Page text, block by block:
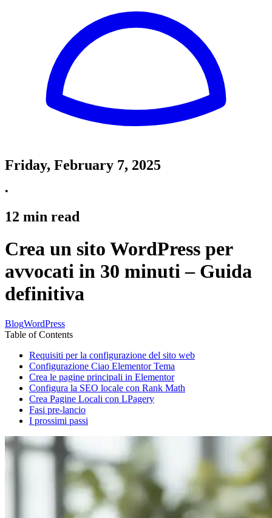
Friday, February 7, 2025
•
12 min read
Crea un sito WordPress per
avvocati in 30 minuti – Guida
definitiva
BlogWordPress
Table of Contents
Requisiti per la configurazione del sito web
Configurazione Ciao Elementor Tema
Crea le pagine principali in Elementor
Configura la SEO locale con Rank Math
Crea Pagine Locali con LPagery
Fasi pre-lancio
I prossimi passi